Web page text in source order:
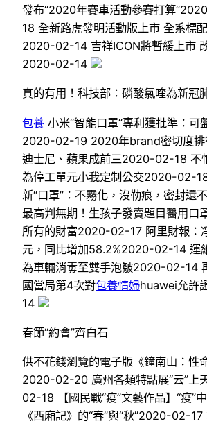
發布“2020年賽車活動參賽打算
18 全新路虎發明活動版上市 全系標
2020-02-14 吉祥ICON將暫緩上市
2020-02-14
真的有用！科技部：磷酸氯喹為新冠
包養 小米“智能口罩”專利獲批準：可
2020-02-19 2020年brand密切度排
迪士尼、蘋果成前三2020-02-18 不
為停工單元小我定制公交2020-02-
新“口罩”：不霧化，沒勒痕，密封
最高判無期！生孩子發賣題目醫用口
所有的財富2020-02-17 阿里財報：
元，同比增加58.2%2020-02-14 運
為車輛消毒至雙手泡皺2020-02-14
國當局第4次對包養情婦huawei允許
14
春節“約會”齊白石
供不花錢瀏覽的電子版《鐘南山：性
2020-02-20 廣州各類特點展“云”上
02-18 【國民戰“疫”文藝作品】“疫”
《西廂記》的“春”與“秋”2020-02-